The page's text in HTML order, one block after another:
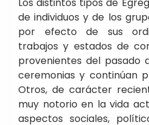
de individuos y de los
por efecto de sus
trabajos y estados de
provenientes del pasado
ceremonias y continúan
Otros, de carácter
muy notorio en la vida
aspectos sociales,